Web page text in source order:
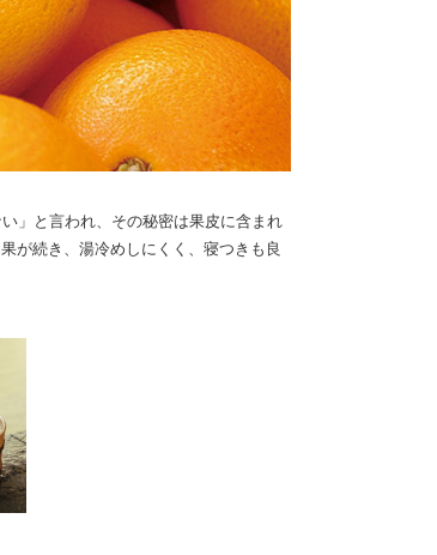
」と言われ、その秘密は果皮に含まれ
が続き、湯冷めしにくく、寝つきも良